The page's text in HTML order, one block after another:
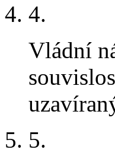
4.
Vládní
5.